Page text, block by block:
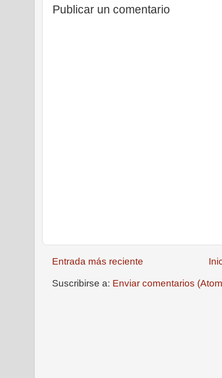
Publicar un comentario
Entrada más reciente
Suscribirse a: Enviar comentarios